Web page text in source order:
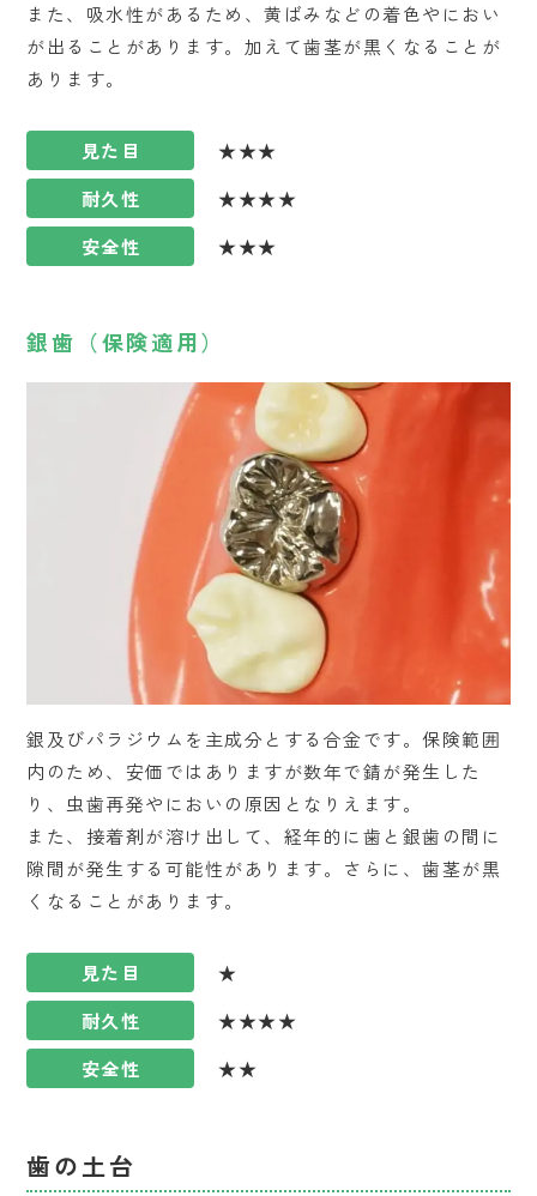
また、吸水性があるため、黄ばみなどの着色やにおい
が出ることがあります。加えて歯茎が黒くなることが
あります。
見た目
★★★
耐久性
★★★★
安全性
★★★
銀歯（保険適用）
銀及びパラジウムを主成分とする合金です。保険範囲
内のため、安価ではありますが数年で錆が発生した
り、虫歯再発やにおいの原因となりえます。
また、接着剤が溶け出して、経年的に歯と銀歯の間に
隙間が発生する可能性があります。さらに、歯茎が黒
くなることがあります。
見た目
★
耐久性
★★★★
安全性
★★
歯の土台